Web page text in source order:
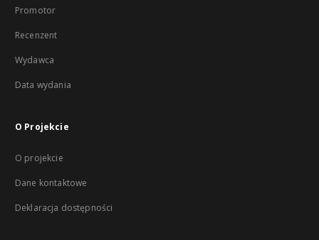
Promotor
Recenzent
Wydawca
Data wydania
O Projekcie
O projekcie
Dane kontaktowe
Deklaracja dostępności